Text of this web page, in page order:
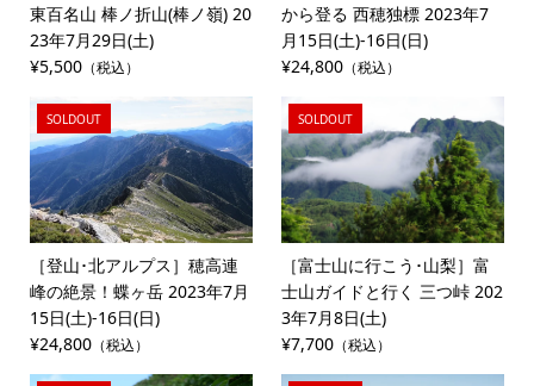
東百名山 棒ノ折山(棒ノ嶺) 20
23年7月29日(土)
¥5,500（税込）
から登る 西穂独標 2023年7
月15日(土)-16日(日)
¥24,800 （税込）
SOLDOUT
［登山･北アルプス］穂高連
峰の絶景！蝶ヶ岳 2023年7月
15日(土)-16日(日)
¥24,800（税込）
SOLDOUT
［富士山に行こう･山梨］富
士山ガイドと行く 三つ峠 202
3年7月8日(土)
¥7,700 （税込）